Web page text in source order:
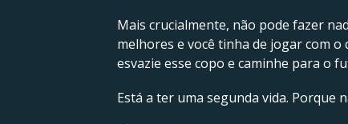
Mais crucialmente, não pode fazer
melhores e você tinha de jogar com
esvazie esse copo e caminhe para o
Está a ter uma segunda vida. Porque